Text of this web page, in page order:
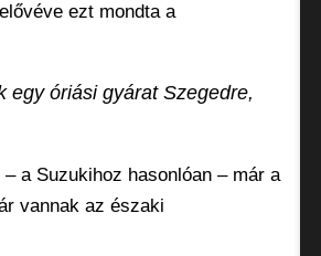
ezt mondta a
egy óriási gyárat Szegedre,
a Suzukihoz hasonlóan – már a
vannak az északi